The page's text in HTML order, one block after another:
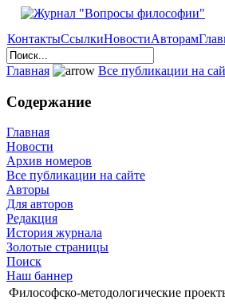
КонтактыСсылкиНовостиАвторам
Главная Все публикации на
Содержание
Главная
Новости
Архив номеров
Все публикации на сайте
Авторы
Для авторов
Редакция
История журнала
Золотые страницы
Поиск
Наш баннер
Философско-методологические